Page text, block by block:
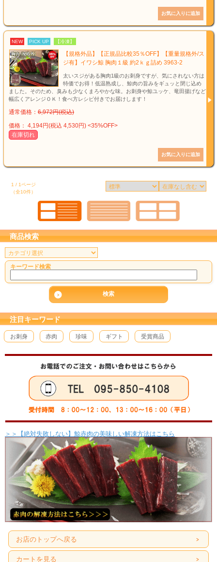
NEW PICK UP 【冷凍】
【規格外品】【正規品比較35％OFF】【重量規格外/ス
ジ有】イワシ鯨 胸肉１級 約2ｋｇ詰め 3963-2
太いスジがある胸肉1級のお刺身ですが、気にされない方は
特価でお得！低温熟成し、鯨肉の旨みをギュッと閉じ込め
ました。そのため、臭みも少なくまろやかな味。お刺身や鯨ユッケ、竜田揚げなど
幅広くアレンジＯＫ！食べ方レシピ付きでお届けします！
通常価格： 6,972円(税込)
価格： 4,194円(税込 4,530円) <35%OFF>
在庫切れ
1 / 1ページ
（全10件）
商品検索
キーワード検索
注目キーワード
お刺身 赤肉 珍味 ギフト 受賞商品
＞＞【絶対失敗しない】鯨赤肉の美味しい解凍方法はこちら
お店のトップへ戻る
カートを見る